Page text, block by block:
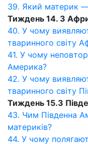
39. Який материк —
Тиждень 14. З
40. У чому
тваринного світу
41. У чому
Америка?
42. У чому
тваринного світу
Тиждень 15.3
43. Чим Південна
материків?
44. У чому